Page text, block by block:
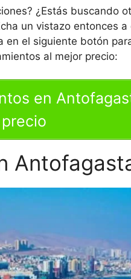
¿Estás buscando
un vistazo entonces a
en el siguiente botón
al mejor precio:
en
precio